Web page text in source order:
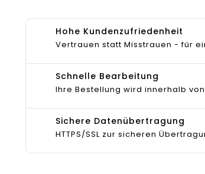
Hohe Kundenzufriedenheit
Vertrauen statt Misstrauen - für
Schnelle Bearbeitung
Ihre Bestellung wird innerhalb
Sichere Datenübertragung
HTTPS/SSL zur sicheren